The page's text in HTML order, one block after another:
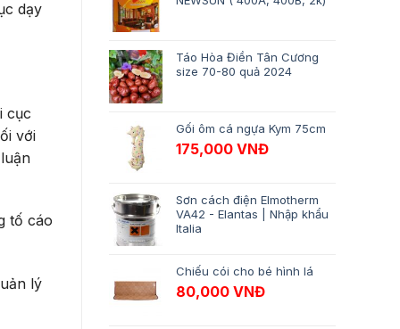
dạy
cục
với
tố cáo
lý
Táo Hòa Điền Tân Cương
size 70-80 quả 2024
Gối ôm cá ngựa Kym 75cm
175,000 VNĐ
Sơn cách điện Elmotherm
VA42 - Elantas | Nhập khẩu
Italia
Chiếu cói cho bé hình lá
80,000 VNĐ